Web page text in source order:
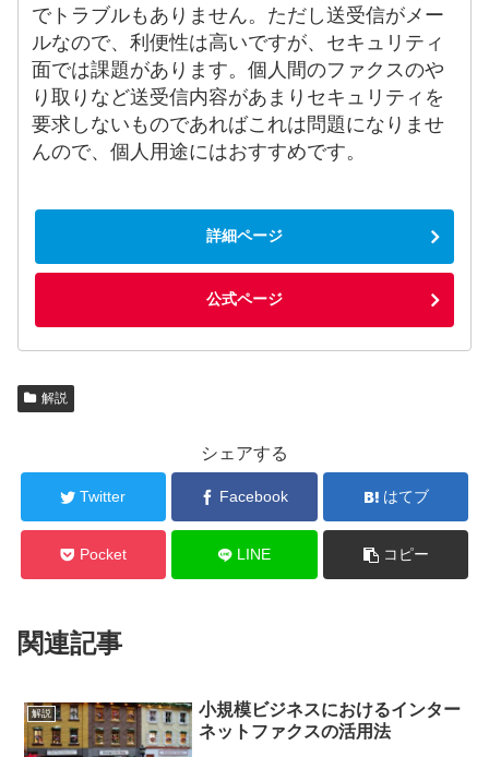
でトラブルもありません。ただし送受信がメー
ルなので、利便性は高いですが、セキュリティ
面では課題があります。個人間のファクスのや
り取りなど送受信内容があまりセキュリティを
要求しないものであればこれは問題になりませ
んので、個人用途にはおすすめです。
詳細ページ
公式ページ
解説
シェアする
Twitter Facebook はてブ
Pocket LINE コピー
関連記事
解説
小規模ビジネスにおけるインター
ネットファクスの活用法